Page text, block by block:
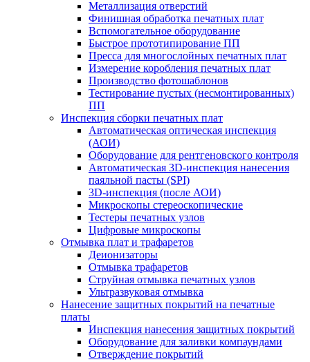
Металлизация отверстий
Финишная обработка печатных плат
Вспомогательное оборудование
Быстрое прототипирование ПП
Пресса для многослойных печатных плат
Измерение коробления печатных плат
Производство фотошаблонов
Тестирование пустых (несмонтированных)
ПП
Инспекция сборки печатных плат
Автоматическая оптическая инспекция
(АОИ)
Оборудование для рентгеновского контроля
Автоматическая 3D-инспекция нанесения
паяльной пасты (SPI)
3D-инспекция (после АОИ)
Микроскопы стереоскопические
Тестеры печатных узлов
Цифровые микроскопы
Отмывка плат и трафаретов
Деионизаторы
Отмывка трафаретов
Струйная отмывка печатных узлов
Ультразвуковая отмывка
Нанесение защитных покрытий на печатные
платы
Инспекция нанесения защитных покрытий
Оборудование для заливки компаундами
Отверждение покрытий